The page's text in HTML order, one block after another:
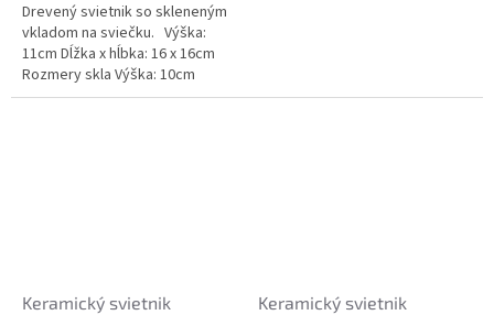
Drevený svietnik so skleneným
vkladom na sviečku. Výška:
11cm Dĺžka x hĺbka: 16 x 16cm
Rozmery skla Výška: 10cm
Vnútorná dĺžka x hĺbka: 8,3 x
Keramický svietnik
Keramický svietnik